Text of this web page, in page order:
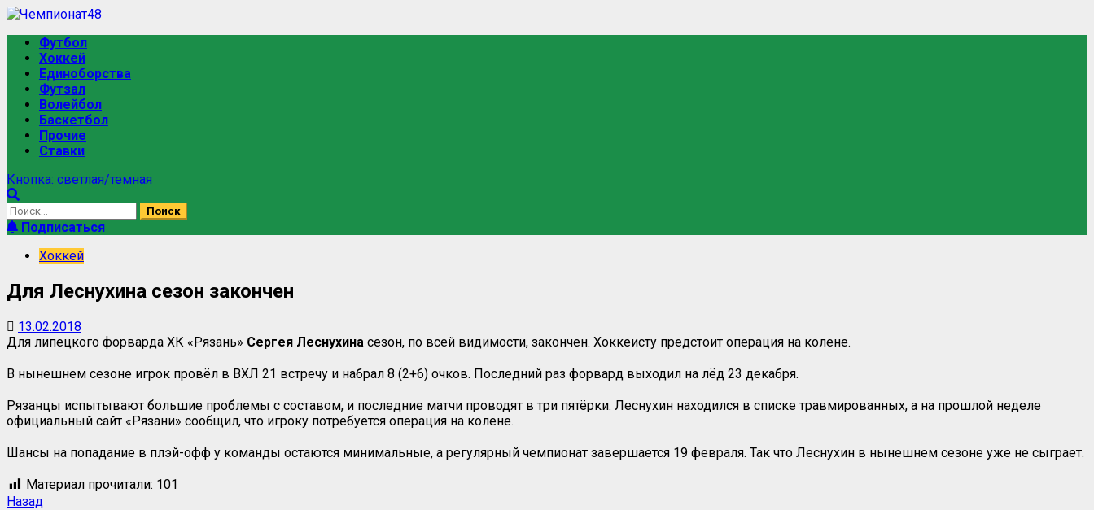
Футбол
Хоккей
Единоборства
Футзал
Волейбол
Баскетбол
Прочие
Ставки
Кнопка: светлая/темная
Подписаться
Хоккей
Для Леснухина сезон закончен
13.02.2018
Для липецкого форварда ХК «Рязань» Сергея Леснухина сезон, по всей видимости, закончен. Хоккеисту предстоит операция на колене.
В нынешнем сезоне игрок провёл в ВХЛ 21 встречу и набрал 8 (2+6) очков. Последний раз форвард выходил на лёд 23 декабря.
Рязанцы испытывают большие проблемы с составом, и последние матчи проводят в три пятёрки. Леснухин находился в списке травмированных, а на прошлой неделе
официальный сайт «Рязани» сообщил, что игроку потребуется операция на колене.
Шансы на попадание в плэй-офф у команды остаются минимальные, а регулярный чемпионат завершается 19 февраля. Так что Леснухин в нынешнем сезоне уже не сыграет.
Материал прочитали: 101
Назад